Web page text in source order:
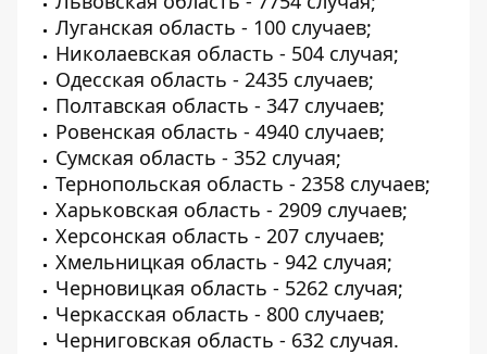
Луганская область - 100 случаев;
Николаевская область - 504 случая;
Одесская область - 2435 случаев;
Полтавская область - 347 случаев;
Ровенская область - 4940 случаев;
Сумская область - 352 случая;
Тернопольская область - 2358 случаев;
Харьковская область - 2909 случаев;
Херсонская область - 207 случаев;
Хмельницкая область - 942 случая;
Черновицкая область - 5262 случая;
Черкасская область - 800 случаев;
Черниговская область - 632 случая.